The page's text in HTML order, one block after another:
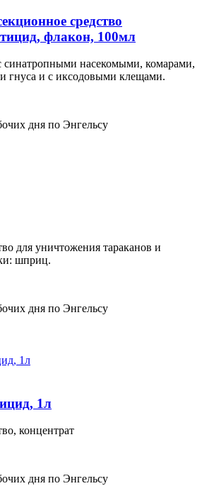
средство
флакон, 100мл
синатропными насекомыми, комарами,
гнуса и с иксодовыми клещами.
дня по Энгельсу
для уничтожения тараканов и
шприц.
дня по Энгельсу
1л
концентрат
дня по Энгельсу